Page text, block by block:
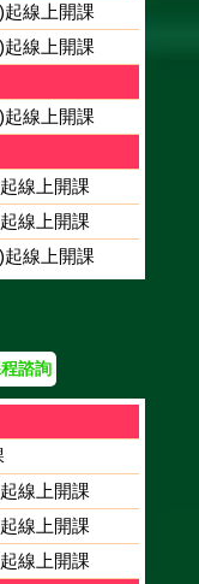
起線上開課
起線上開課
起線上開課
線上開課
線上開課
起線上開課
諮詢
線上開課
線上開課
線上開課